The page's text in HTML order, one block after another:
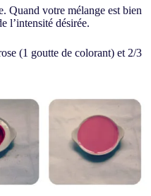
Quand votre mélange est bien
l’intensité désirée.
(1 goutte de colorant) et 2/3